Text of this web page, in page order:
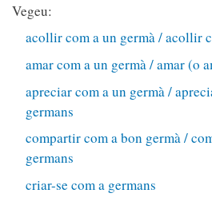
Vegeu:
acollir com a un germà / acollir
amar com a un germà / amar (o
apreciar com a un germà /
germans
compartir com a bon germà /
germans
criar-se com a germans